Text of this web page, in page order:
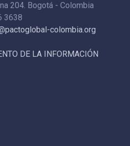
204. Bogotá - Colombia
3638
colombia.org
DE LA INFORMACIÓN